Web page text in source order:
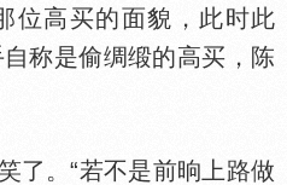
位高买的面貌，此时此
称是偷绸缎的高买，陈
。“若不是前晌上路做